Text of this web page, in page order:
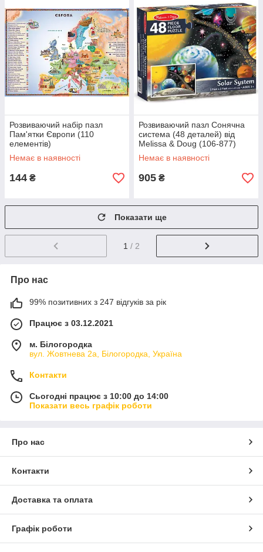
Розвиваючий набір пазл
Пам'ятки Європи (110
елементів)
Немає в наявності
144 ₴
Розвиваючий пазл Сонячна
система (48 деталей) від
Melissa & Doug (106-877)
Немає в наявності
905 ₴
Показати ще
1 / 2
Про нас
99% позитивних з 247 відгуків за рік
Працює з 03.12.2021
м. Білогородка
вул. Жовтнева 2а, Білогородка, Україна
Контакти
Сьогодні працює з 10:00 до 14:00
Показати весь графік роботи
Про нас
Контакти
Доставка та оплата
Графік роботи